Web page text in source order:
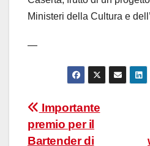
Ministeri della Cultura e
—
Navigazione
articoli
Importante
premio per il
Bartender di